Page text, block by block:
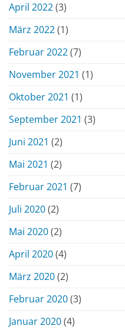
April 2022(3)
März 2022(1)
Februar 2022(7)
November 2021 (1)
Oktober 2021 (1)
September 2021 (3)
Juni 2021 (2)
Mai 2021 (2)
Februar 2021 (7)
Juli 2020(2)
Mai 2020(2)
April 2020(4)
März 2020(2)
Februar 2020(3)
Januar 2020(4)